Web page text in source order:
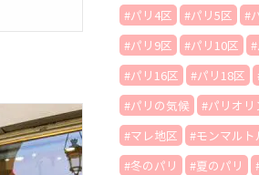
パリ4区
パリ5区
パリ9区
パリ10区
パリ16区
パリ18区
パリの気候
パリオリ
マレ地区
モンマルト
冬のパリ
夏のパリ